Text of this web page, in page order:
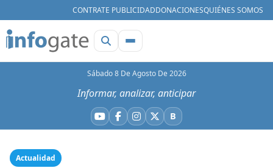
CONTRATE PUBLICIDADDONACIONESQUIÉNES SOMOS
Sábado 8 De Agosto De 2026
Informar, analizar, anticipar
YouTube
Facebook
Instagram
X BBluesky
Actualidad